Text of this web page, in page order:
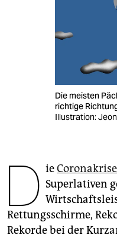
veranstaltungen
genossenschaft
epaper login
Die meisten
richtige
Illustration:
D ieCoronakrise
Superlativen
Rettungsschirme,
Rekorde bei der